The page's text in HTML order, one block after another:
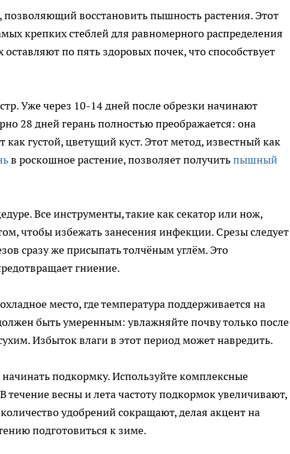
восстановить пышность растения. Этот
крепких стеблей для равномерного распределения
по пять здоровых почек, что способствует
Уже через 10-14 дней после обрезки начинают
28 дней герань полностью преображается: она
густой, цветущий куст. Этот метод, известный как
в роскошное растение, позволяет получитьпышный
Все инструменты, такие как секатор или нож,
чтобы избежать занесения инфекции. Срезы следует
сразу же присыпать толчёным углём. Это
гниение.
место, где температура поддерживается на
быть умеренным: увлажняйте почву только после
Избыток влаги в этот период может навредить.
подкормку. Используйте комплексные
течение весны и лета частоту подкормок увеличивают,
удобрений сокращают, делая акцент на
подготовиться к зиме.